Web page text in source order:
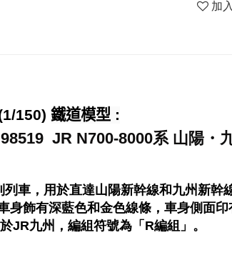
加
150) 鐵道模型 :
JR N700-8000系 山陽・
車，用於直達山陽新幹線和九州新幹線
身飾有深藍色和金色線條，車身側面
JR九州，編組符號為「R編組」。